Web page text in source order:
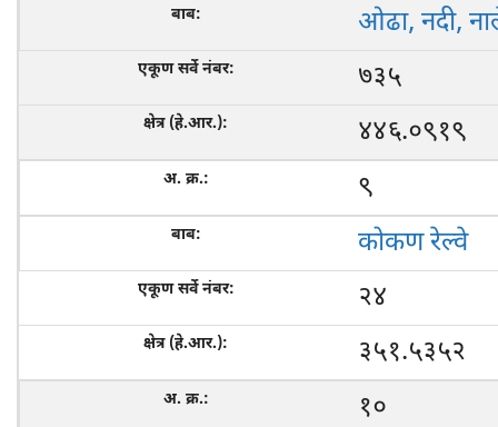
ओढा, नदी,
७३५
४४६.०९१९
९
कोकण रेल्वे
२४
३५१.५३५२
१०